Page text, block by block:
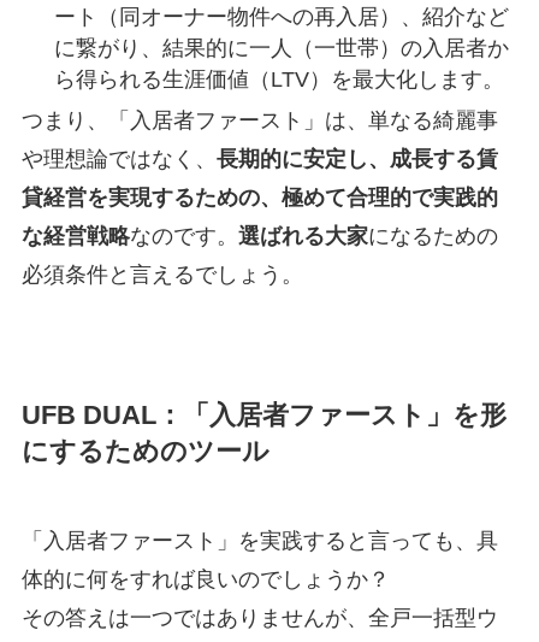
ート（同オーナー物件への再入居）、紹介など
に繋がり、結果的に一人（一世帯）の入居者か
ら得られる生涯価値（LTV）を最大化します。
つまり、「入居者ファースト」は、単なる綺麗事
や理想論ではなく、 長期的に安定し、成長する賃
貸経営を実現するための、極めて合理的で実践的
な経営戦略なのです。 選ばれる大家になるための
必須条件と言えるでしょう。
UFB DUAL：「入居者ファースト」を形
にするためのツール
「入居者ファースト」を実践すると言っても、具
体的に何をすれば良いのでしょうか？
その答えは一つではありませんが、全戸一括型ウ